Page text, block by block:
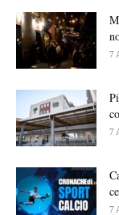
7
7
7